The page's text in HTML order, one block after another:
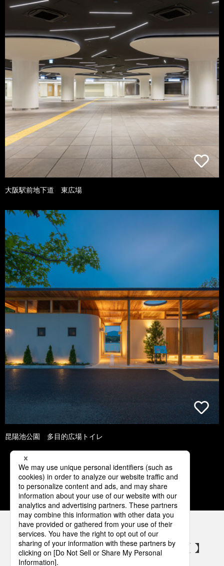
大阪駅前地下道 東広場
昆陽池公園 多目的広場トイレ
1 2 3 4 5
パナソニックの電気設備 SNSアカウント